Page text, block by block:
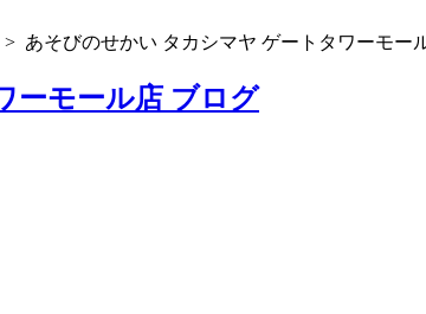
> あそびのせかい タカシマヤ ゲートタワーモー
ーモール店 ブログ